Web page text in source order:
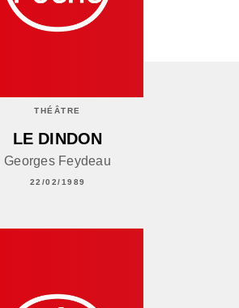
THÉÂTRE
LE DINDON
Georges Feydeau
22/02/1989